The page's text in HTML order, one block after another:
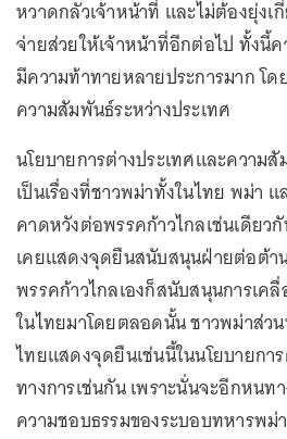
หวาดกลัวเจ้าหน้าที่ และไม่ต้องยุ่ง
จ่ายส่วยให้เจ้าหน้าที่อีกต่อไป ทั้งนี้
มีความท้าทายหลายประการมาก โด
ความสัมพันธ์ระหว่างประเทศ
นโยบายการต่างประเทศและความ
เป็นเรื่องที่ชาวพม่าทั้งในไทย พม่า
คาดหวังต่อพรรคก้าวไกลเช่นเดียว
เคยแสดงจุดยืนสนับสนุนฝ่ายต่อต้า
พรรคก้าวไกลเองก็สนับสนุนการเค
ในไทยมาโดยตลอดนั้น ชาวพม่าส่ว
ไทยแสดงจุดยืนเช่นนี้ในนโยบายกา
ทางการเช่นกัน เพราะนั่นจะอีกหน
ความชอบธรรมของระบอบทหารพม่า